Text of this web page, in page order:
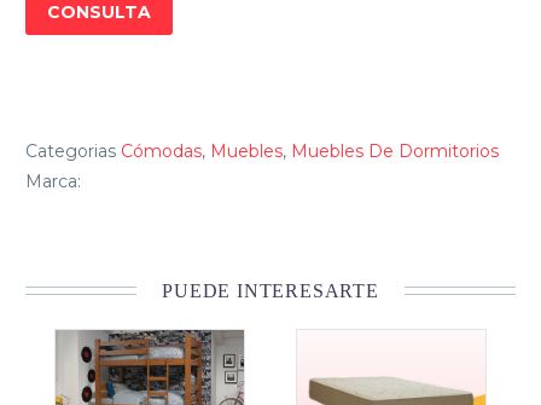
CONSULTA
Categorias Cómodas, Muebles, Muebles De Dormitorios
Marca:
PUEDE INTERESARTE